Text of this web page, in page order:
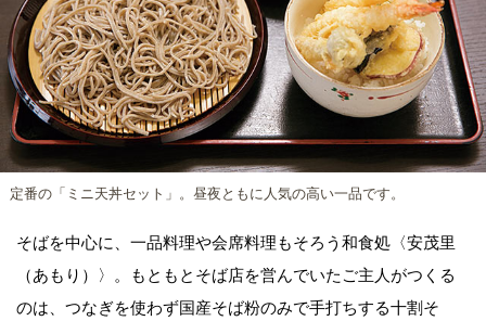
定番の「ミニ天丼セット」。昼夜ともに人気の高い一品です。
そばを中心に、一品料理や会席料理もそろう和食処〈安茂里
（あもり）〉。もともとそば店を営んでいたご主人がつくる
のは、つなぎを使わず国産そば粉のみで手打ちする十割そ